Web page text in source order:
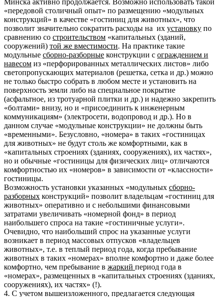
«передовой столичный опыт» по размещению «модульных
конструкций» в качестве «гостиниц для животных», что
позволит значительно сократить расходы на их установку по
сравнению со строительством «капитальных (зданий,
сооружений) той же вместимости. На практике такие
модульные сборно-разборные конструкции с ограждением и
навесом из «перфорированных металлических листов» либо
светопропускающих материалов (решетка, сетка и др.) можно
не только быстро собрать в любом месте и установить на
поверхность земли либо на специальное покрытие
(асфальтное, из тротуарной плитки и др.) и надежно закрепить
«болтами» внизу, но и «присоединить к инженерным
коммуникациям» (электросети, водопровод и др.). Но в
данном случае «модульные конструкции» не должны быть
«временными». Безусловно, «номера» в таких «гостиницах
для животных» не будут столь же комфортными, как в
«капитальных строениях (зданиях, сооружениях), их частях»,
но и обычные «гостиницы для физических лиц» отличаются
комфортностью их «номеров» в зависимости от «классности»
гостиницы.
Возможность установки указанных «модульных сборно-
разборных конструкций» позволит владельцам «гостиниц для
животных» оперативно и с небольшими финансовыми
затратами увеличивать «номерной фонд» в период
наибольшего спроса на такие «гостиничные услуги».
Очевидно, что наибольший спрос на указанные услуги
возникает в период массовых отпусков «владельцев
животных», т.е. в теплый период года, когда пребывание
животных в таких «номерах» вполне комфортно и даже более
комфортно, чем пребывание в жаркий период года в
«номерах», размещенных в «капитальных строениях (зданиях,
сооружениях), их частях» (!).
4. С учетом вышеизложенного, предлагается следующая